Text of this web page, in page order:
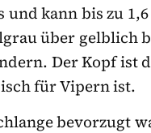
und kann bis zu
über gelblich
Der Kopf ist
für Vipern ist.
bevorzugt